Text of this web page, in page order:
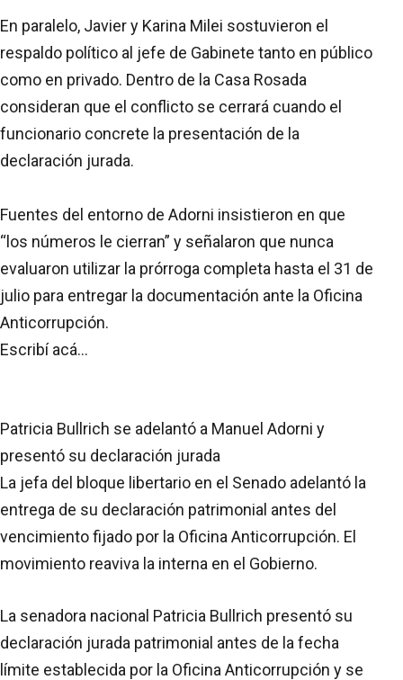
En paralelo, Javier y Karina Milei sostuvieron el
respaldo político al jefe de Gabinete tanto en público
como en privado. Dentro de la Casa Rosada
consideran que el conflicto se cerrará cuando el
funcionario concrete la presentación de la
declaración jurada.
Fuentes del entorno de Adorni insistieron en que
“los números le cierran” y señalaron que nunca
evaluaron utilizar la prórroga completa hasta el 31 de
julio para entregar la documentación ante la Oficina
Anticorrupción.
Escribí acá…
Patricia Bullrich se adelantó a Manuel Adorni y
presentó su declaración jurada
La jefa del bloque libertario en el Senado adelantó la
entrega de su declaración patrimonial antes del
vencimiento fijado por la Oficina Anticorrupción. El
movimiento reaviva la interna en el Gobierno.
La senadora nacional Patricia Bullrich presentó su
declaración jurada patrimonial antes de la fecha
límite establecida por la Oficina Anticorrupción y se